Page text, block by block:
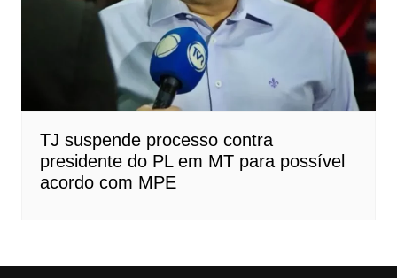
TJ suspende processo contra
presidente do PL em MT para possível
acordo com MPE